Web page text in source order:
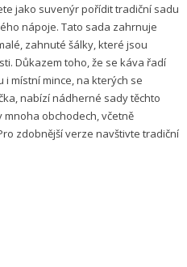
jako suvenýr pořídit tradiční sadu
nápoje. Tato sada zahrnuje
zahnuté šálky, které jsou
Důkazem toho, že se káva řadí
místní mince, na kterých se
nabízí nádherné sady těchto
obchodech, včetně
zdobnější verze navštivte tradiční